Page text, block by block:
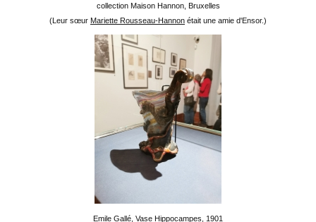
collection Maison Hannon, Bruxelles
(Leur sœur Mariette Rousseau-Hannon était une amie d'Ensor.)
Emile Gallé, Vase Hippocampes, 1901